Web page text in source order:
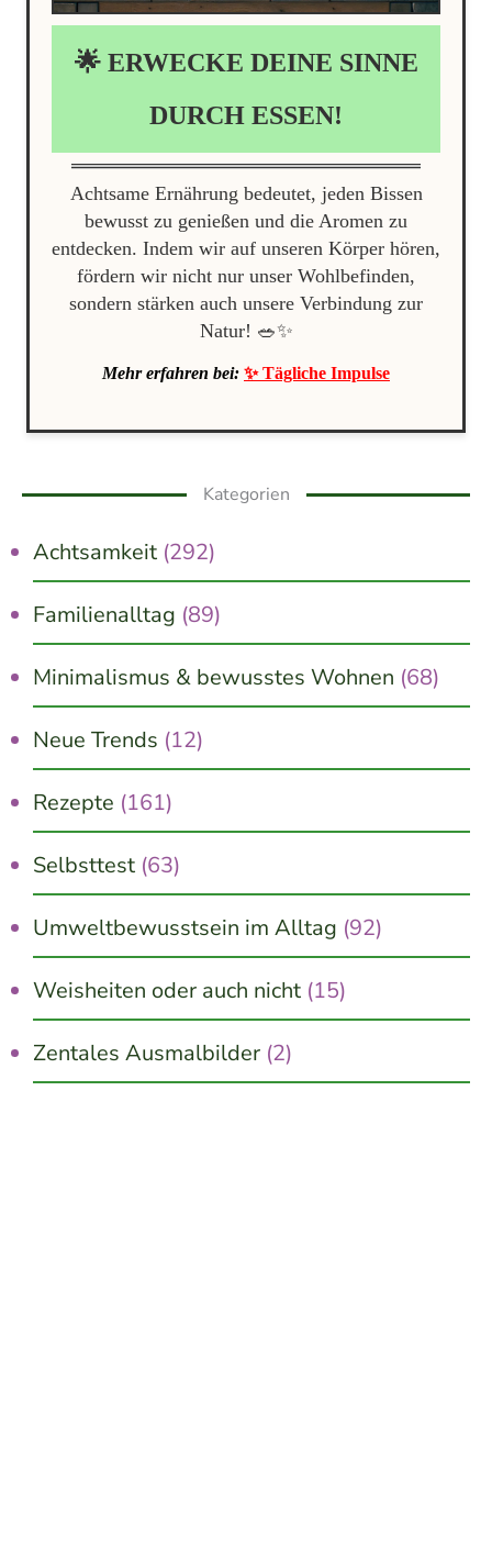
🌟 ERWECKE DEINE SINNE
DURCH ESSEN!
Achtsame Ernährung bedeutet, jeden Bissen
bewusst zu genießen und die Aromen zu
entdecken. Indem wir auf unseren Körper hören,
fördern wir nicht nur unser Wohlbefinden,
sondern stärken auch unsere Verbindung zur
Natur! 🥗✨
Mehr erfahren bei: ✨ Tägliche Impulse
Kategorien
Achtsamkeit (292)
Familienalltag (89)
Minimalismus & bewusstes Wohnen (68)
Neue Trends (12)
Rezepte (161)
Selbsttest (63)
Umweltbewusstsein im Alltag (92)
Weisheiten oder auch nicht (15)
Zentales Ausmalbilder (2)